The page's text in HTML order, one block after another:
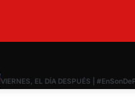
EL DÍA DESPUÉS |